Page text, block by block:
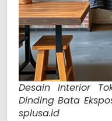
Desain Interior
Dinding Bata
splusa.id